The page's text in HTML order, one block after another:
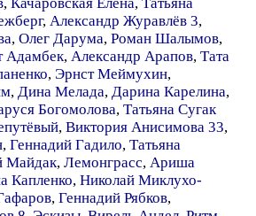
, Качаровская Елена, Татьяна
, Александр Журавлёв 3,
, Олег Дарума, Роман Шалымов,
Адамбек, Александр Арапов, Тата
, Эрнст Меймухин,
, Дина Мелада, Дарина Карелина,
Богомолова, Татьяна Сугак
, Виктория Анисимова 33,
, Геннадий Гадило, Татьяна
Майдак, Лемонграсс, Ариша
Капленко, Николай Миклухо-
, Геннадий Рябков,